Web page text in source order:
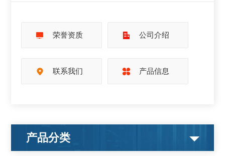
荣誉资质 公司介绍
联系我们 产品信息
产品分类